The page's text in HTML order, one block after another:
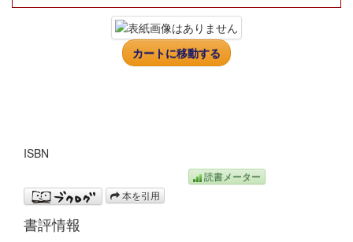
カートに移動する
ISBN
読書メーター
本を引用
書評情報